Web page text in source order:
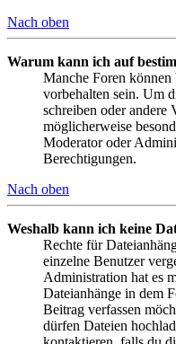
Nach oben
Warum kann ich auf
Manche Foren können
vorbehalten sein. Um
schreiben oder andere
möglicherweise
Moderator oder
Berechtigungen.
Nach oben
Weshalb kann ich keine
Rechte für
einzelne Benutzer
Administration hat es
Dateianhänge in dem
Beitrag verfassen
dürfen Dateien